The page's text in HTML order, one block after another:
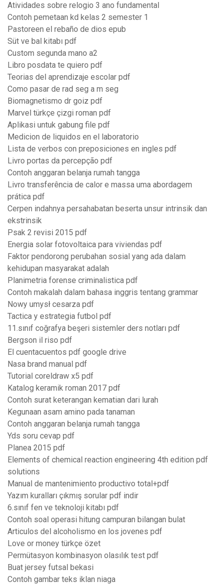
Atividades sobre relogio 3 ano fundamental
Contoh pemetaan kd kelas 2 semester 1
Pastoreen el rebaño de dios epub
Süt ve bal kitabı pdf
Custom segunda mano a2
Libro posdata te quiero pdf
Teorias del aprendizaje escolar pdf
Como pasar de rad seg a m seg
Biomagnetismo dr goiz pdf
Marvel türkçe çizgi roman pdf
Aplikasi untuk gabung file pdf
Medicion de liquidos en el laboratorio
Lista de verbos con preposiciones en ingles pdf
Livro portas da percepção pdf
Contoh anggaran belanja rumah tangga
Livro transferência de calor e massa uma abordagem
prática pdf
Cerpen indahnya persahabatan beserta unsur intrinsik dan
ekstrinsik
Psak 2 revisi 2015 pdf
Energia solar fotovoltaica para viviendas pdf
Faktor pendorong perubahan sosial yang ada dalam
kehidupan masyarakat adalah
Planimetria forense criminalistica pdf
Contoh makalah dalam bahasa inggris tentang grammar
Nowy umysł cesarza pdf
Tactica y estrategia futbol pdf
11.sınıf coğrafya beşeri sistemler ders notları pdf
Bergson il riso pdf
El cuentacuentos pdf google drive
Nasa brand manual pdf
Tutorial coreldraw x5 pdf
Katalog keramik roman 2017 pdf
Contoh surat keterangan kematian dari lurah
Kegunaan asam amino pada tanaman
Contoh anggaran belanja rumah tangga
Yds soru cevap pdf
Planea 2015 pdf
Elements of chemical reaction engineering 4th edition pdf
solutions
Manual de mantenimiento productivo total+pdf
Yazım kuralları çıkmış sorular pdf indir
6.sınıf fen ve teknoloji kitabı pdf
Contoh soal operasi hitung campuran bilangan bulat
Articulos del alcoholismo en los jovenes pdf
Love or money türkçe özet
Permütasyon kombinasyon olasılık test pdf
Buat jersey futsal bekasi
Contoh gambar teks iklan niaga